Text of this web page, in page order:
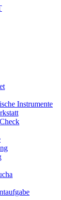
Instrumente